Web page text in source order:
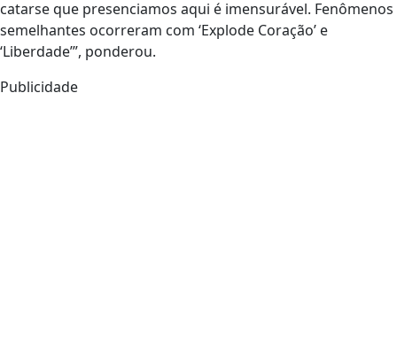
catarse que presenciamos aqui é imensurável. Fenômenos
semelhantes ocorreram com ‘Explode Coração’ e
‘Liberdade’”, ponderou.
Publicidade